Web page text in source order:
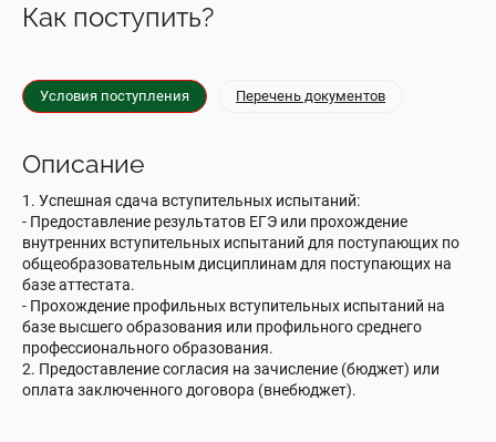
Как поступить?
Условия поступления Перечень документов
Описание
1. Успешная сдача вступительных испытаний:
- Предоставление результатов ЕГЭ или прохождение
внутренних вступительных испытаний для поступающих по
общеобразовательным дисциплинам для поступающих на
базе аттестата.
- Прохождение профильных вступительных испытаний на
базе высшего образования или профильного среднего
профессионального образования.
2. Предоставление согласия на зачисление (бюджет) или
оплата заключенного договора (внебюджет).